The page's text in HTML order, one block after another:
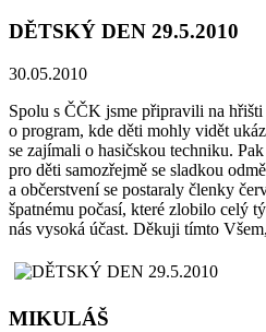
DĚTSKÝ DEN 29.5.2010
30.05.2010
Spolu s ČČK jsme připravili na
o program, kde děti mohly vidět
se zajímali o hasičskou techniku.
pro děti samozřejmě se sladkou
a občerstvení se postaraly členky
špatnému počasí, které zlobilo celý
nás vysoká účast. Děkuji tímto
MIKULÁŠ